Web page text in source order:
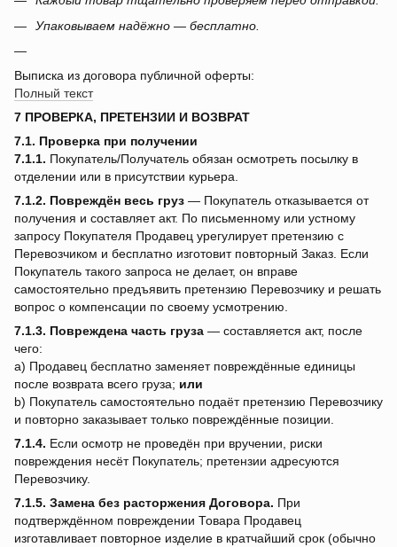
Упаковываем надёжно — бесплатно.
Выписка из договора публичной оферты:
Полный текст
7 ПРОВЕРКА, ПРЕТЕНЗИИ И ВОЗВРАТ
7.1. Проверка при получении
7.1.1. Покупатель/Получатель обязан осмотреть посылку в
отделении или в присутствии курьера.
7.1.2. Повреждён весь груз — Покупатель отказывается от
получения и составляет акт. По письменному или устному
запросу Покупателя Продавец урегулирует претензию с
Перевозчиком и бесплатно изготовит повторный Заказ. Если
Покупатель такого запроса не делает, он вправе
самостоятельно предъявить претензию Перевозчику и решать
вопрос о компенсации по своему усмотрению.
7.1.3. Повреждена часть груза — составляется акт, после
чего:
a) Продавец бесплатно заменяет повреждённые единицы
после возврата всего груза; или
b) Покупатель самостоятельно подаёт претензию Перевозчику
и повторно заказывает только повреждённые позиции.
7.1.4. Если осмотр не проведён при вручении, риски
повреждения несёт Покупатель; претензии адресуются
Перевозчику.
7.1.5. Замена без расторжения Договора. При
подтверждённом повреждении Товара Продавец
изготавливает повторное изделие в кратчайший срок (обычно